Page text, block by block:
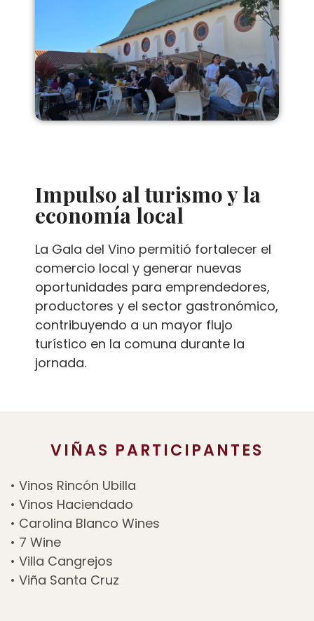
Impulso al turismo y la
economía local
La Gala del Vino permitió fortalecer el
comercio local y generar nuevas
oportunidades para emprendedores,
productores y el sector gastronómico,
contribuyendo a un mayor flujo
turístico en la comuna durante la
jornada.
VIÑAS PARTICIPANTES
• Vinos Rincón Ubilla
• Vinos Haciendado
• Carolina Blanco Wines
• 7 Wine
• Villa Cangrejos
• Viña Santa Cruz